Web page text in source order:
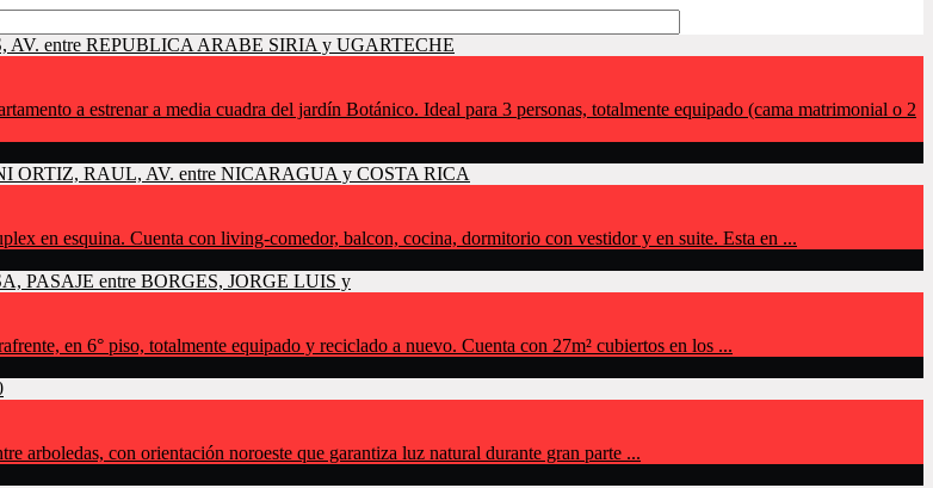
a estrenar a media cuadra del jardín Botánico. Ideal para 3 personas, totalmente equipado (cama matrimonial o 2
esquina. Cuenta con living-comedor, balcon, cocina, dormitorio con vestidor y en suite. Esta en ...
en 6° piso, totalmente equipado y reciclado a nuevo. Cuenta con 27m² cubiertos en los ...
arboledas, con orientación noroeste que garantiza luz natural durante gran parte ...